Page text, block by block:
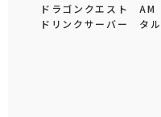
ドラゴンクエスト AM
ドリンクサーバー タル